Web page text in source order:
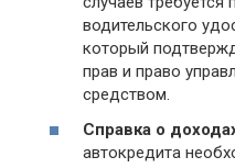
водительского
который
прав и право
средством.
Справка о
автокредита